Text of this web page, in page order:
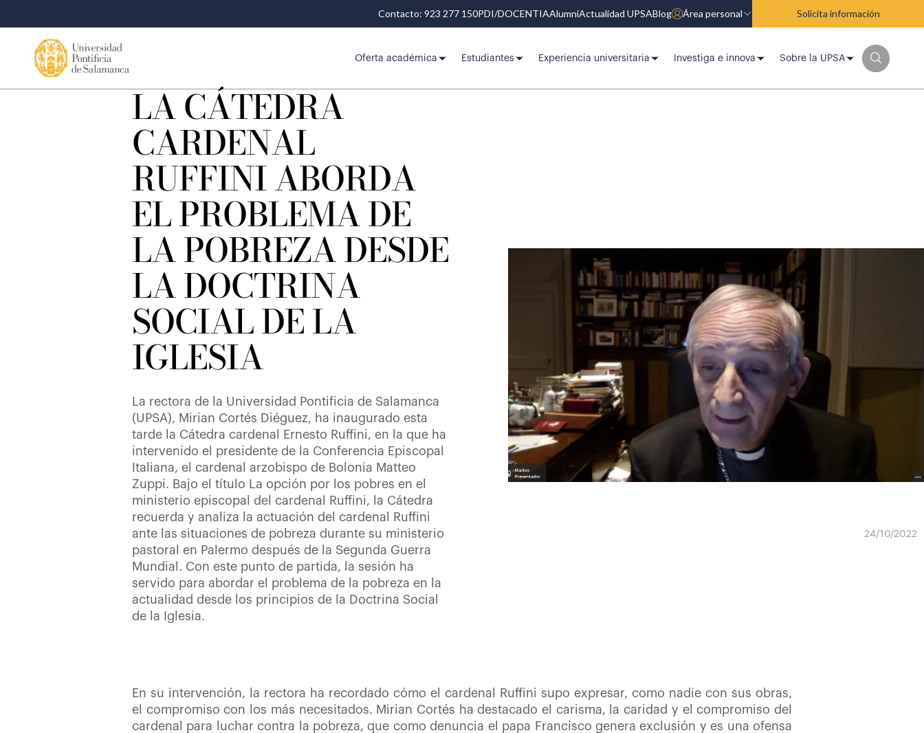
Contacto: 923 277 150PDI/DOCENTIAAlumniActualidad UPSABlog Área personal Solicita información
Oferta académica Estudiantes Experiencia universitaria Investiga e innova Sobre la UPSA
LA CÁTEDRA
CARDENAL
RUFFINI ABORDA
EL PROBLEMA DE
LA POBREZA DESDE
LA DOCTRINA
SOCIAL DE LA
IGLESIA
La rectora de la Universidad Pontificia de Salamanca
(UPSA), Mirian Cortés Diéguez, ha inaugurado esta
tarde la Cátedra cardenal Ernesto Ruffini, en la que ha
intervenido el presidente de la Conferencia Episcopal
Italiana, el cardenal arzobispo de Bolonia Matteo
Zuppi. Bajo el título La opción por los pobres en el
ministerio episcopal del cardenal Ruffini, la Cátedra
recuerda y analiza la actuación del cardenal Ruffini
ante las situaciones de pobreza durante su ministerio
pastoral en Palermo después de la Segunda Guerra
Mundial. Con este punto de partida, la sesión ha
servido para abordar el problema de la pobreza en la
actualidad desde los principios de la Doctrina Social
de la Iglesia.
24/10/2022
En su intervención, la rectora ha recordado cómo el cardenal Ruffini supo expresar, como nadie con sus obras,
el compromiso con los más necesitados. Mirian Cortés ha destacado el carisma, la caridad y el compromiso del
cardenal para luchar contra la pobreza, que como denuncia el papa Francisco genera exclusión y es una ofensa